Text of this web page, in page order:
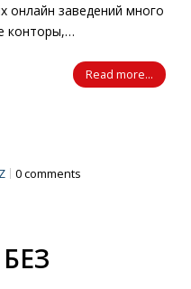
онлайн заведений много
конторы,…
Read more...
0 comments